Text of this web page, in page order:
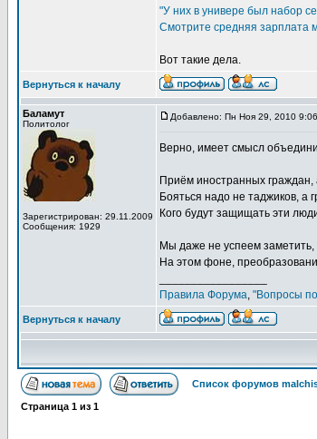
"У них в универе был набор
Смотрите средняя зарплата
Вот такие дела.
Вернуться к началу
Баламут
Политолог
Зарегистрирован: 29.11.2009
Сообщения: 1929
Добавлено: Пн Ноя 29, 2010
Верно, имеет смысл
Приём иностранных граждан,
Бояться надо не таджиков,
Кого будут защищать эти
Мы даже не успеем заметить,
На этом фоне,
Правила Форума, "Вопросы
Вернуться к началу
Список форумов
Страница 1 из 1